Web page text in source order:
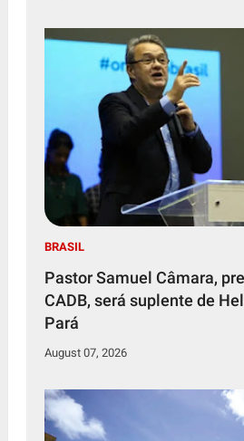
BRASIL
Pastor Samuel Câmara,
CADB, será suplente de
Pará
August 07, 2026